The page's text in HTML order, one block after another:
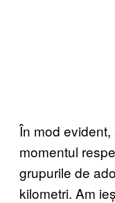
În mod
momentul
grupurile de
kilometri. Am